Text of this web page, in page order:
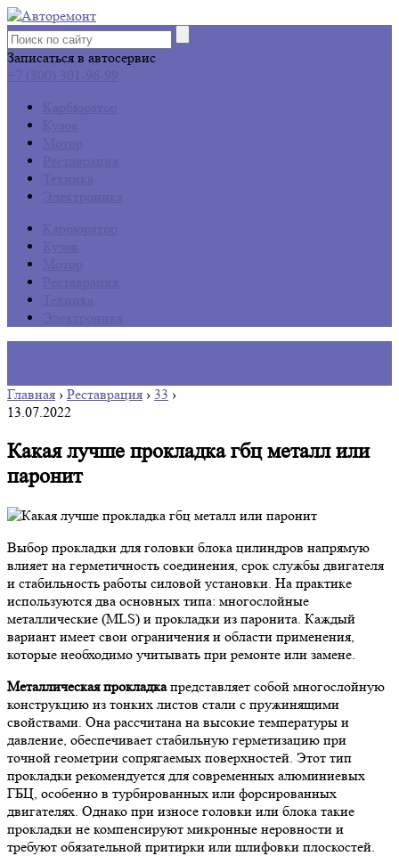
Записаться в автосервис
Главная › Реставрация › 33 ›
13.07.2022
Какая лучше прокладка гбц металл или
паронит
Выбор прокладки для головки блока цилиндров напрямую
влияет на герметичность соединения, срок службы двигателя
и стабильность работы силовой установки. На практике
используются два основных типа: многослойные
металлические (MLS) и прокладки из паронита. Каждый
вариант имеет свои ограничения и области применения,
которые необходимо учитывать при ремонте или замене.
Металлическая прокладкапредставляет собой многослойную
конструкцию из тонких листов стали с пружинящими
свойствами. Она рассчитана на высокие температуры и
давление, обеспечивает стабильную герметизацию при
точной геометрии сопрягаемых поверхностей. Этот тип
прокладки рекомендуется для современных алюминиевых
ГБЦ, особенно в турбированных или форсированных
двигателях. Однако при износе головки или блока такие
прокладки не компенсируют микронные неровности и
требуют обязательной притирки или шлифовки плоскостей.